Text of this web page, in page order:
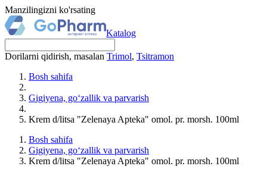
Manzilingizni ko'rsating
Katalog
Dorilarni qidirish, masalan Trimol, Tsitramon
Bosh sahifa
Gigiyena, go‘zallik va parvarish
Krem d/litsa "Zelenaya Apteka" omol. pr. morsh. 100ml
Bosh sahifa
Gigiyena, go‘zallik va parvarish
Krem d/litsa "Zelenaya Apteka" omol. pr. morsh. 100ml